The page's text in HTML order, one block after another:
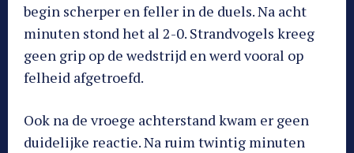
begin scherper en feller in de duels. Na acht
minuten stond het al 2-0. Strandvogels kreeg
geen grip op de wedstrijd en werd vooral op
felheid afgetroefd.
Ook na de vroege achterstand kwam er geen
duidelijke reactie. Na ruim twintig minuten